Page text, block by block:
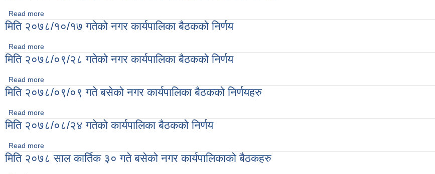
Read more
मिति २०७८/१०/१७ गतेको नगर कार्यपालिका बैठकको निर्णय
Read more
मिति २०७८/०९/२८ गतेको नगर कार्यपालिका बैठकको निर्णय
Read more
मिति २०७८/०९/०९ गते बसेको नगर कार्यपालिका बैठकको निर्णयहरु
Read more
मिति २०७८/०८/२४ गतेको कार्यपालिका बैठकको निर्णय
Read more
मिति २०७८ साल कार्तिक ३० गते बसेको नगर कार्यपालिकाको बैठकहरु